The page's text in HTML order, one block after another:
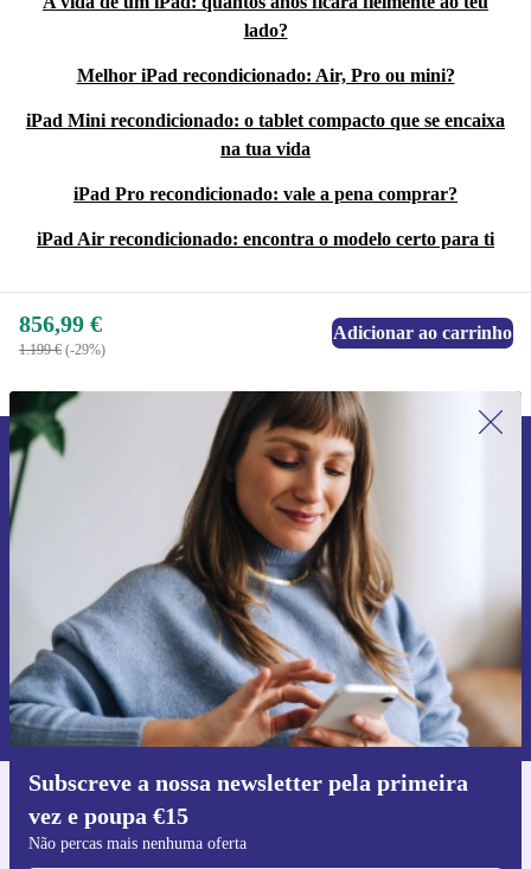
lado?
Melhor iPad recondicionado: Air, Pro ou mini?
iPad Mini recondicionado: o tablet compacto que se encaixa
na tua vida
iPad Pro recondicionado: vale a pena comprar?
iPad Air recondicionado: encontra o modelo certo para ti
856,99 €
1.199 € (-29%)
Adicionar ao carrinho
Subscreve a nossa newsletter pela primeira
vez e poupa €15
Não percas mais nenhuma oferta
Subscreve a nossa newsletter pela
primeira vez e poupa 15€!
Não percas mais nenhuma oferta.
Pedir voucher
Informações sobre o uso de dados pessoais podem ser encontrados na
nossaPolítica de Privacidade
Faz o download da app refurbed
Para iOS e Android